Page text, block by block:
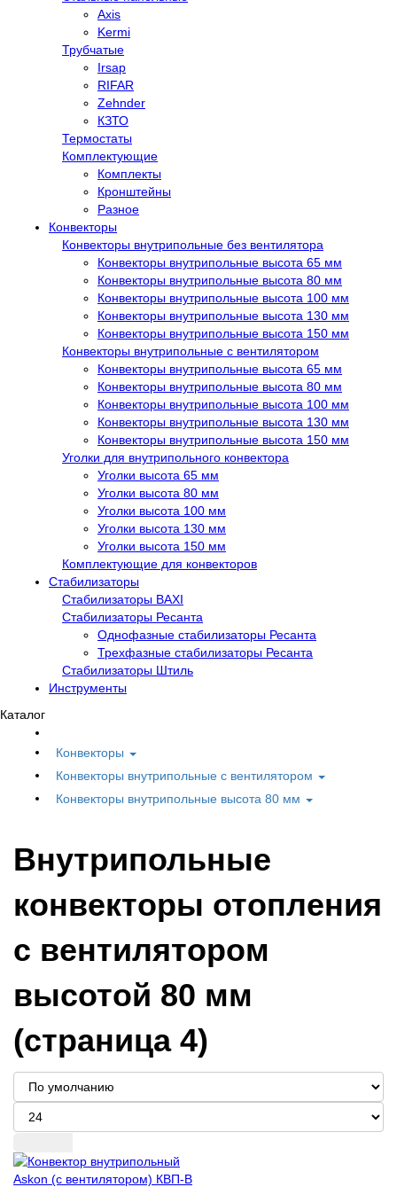
Axis
Kermi
Трубчатые
Irsap
RIFAR
Zehnder
КЗТО
Термостаты
Комплектующие
Комплекты
Кронштейны
Разное
Конвекторы
Конвекторы внутрипольные без вентилятора
Конвекторы внутрипольные высота 65 мм
Конвекторы внутрипольные высота 80 мм
Конвекторы внутрипольные высота 100 мм
Конвекторы внутрипольные высота 130 мм
Конвекторы внутрипольные высота 150 мм
Конвекторы внутрипольные с вентилятором
Конвекторы внутрипольные высота 65 мм
Конвекторы внутрипольные высота 80 мм
Конвекторы внутрипольные высота 100 мм
Конвекторы внутрипольные высота 130 мм
Конвекторы внутрипольные высота 150 мм
Уголки для внутрипольного конвектора
Уголки высота 65 мм
Уголки высота 80 мм
Уголки высота 100 мм
Уголки высота 130 мм
Уголки высота 150 мм
Комплектующие для конвекторов
Стабилизаторы
Стабилизаторы BAXI
Стабилизаторы Ресанта
Однофазные стабилизаторы Ресанта
Трехфазные стабилизаторы Ресанта
Стабилизаторы Штиль
Инструменты
Каталог
Конвекторы
Конвекторы внутрипольные с вентилятором
Конвекторы внутрипольные высота 80 мм
Внутрипольные
конвекторы отопления
с вентилятором
высотой 80 мм
(страница 4)